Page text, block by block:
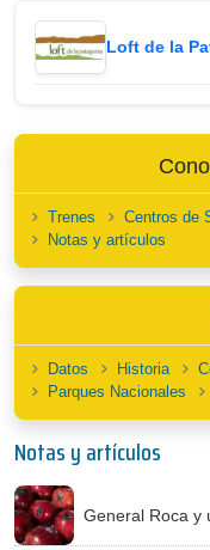
Loft de la
Trenes Centros de
Notas y artículos
Datos Historia
Parques Nacionales
Notas y artículos
General Roca y